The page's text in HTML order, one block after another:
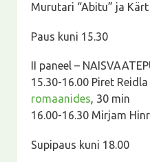
Murutari “Abitu” ja
Paus kuni 15.30
II paneel –
15.30-16.00 Piret Reidla
romaanides, 30 min
16.00-16.30 Mirjam
Supipaus kuni 18.00